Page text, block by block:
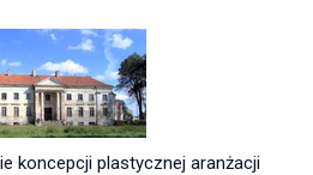
koncepcji plastycznej aranżacji